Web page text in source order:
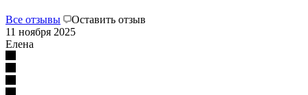
Все отзывы
Оставить отзыв
11 ноября 2025
Елена